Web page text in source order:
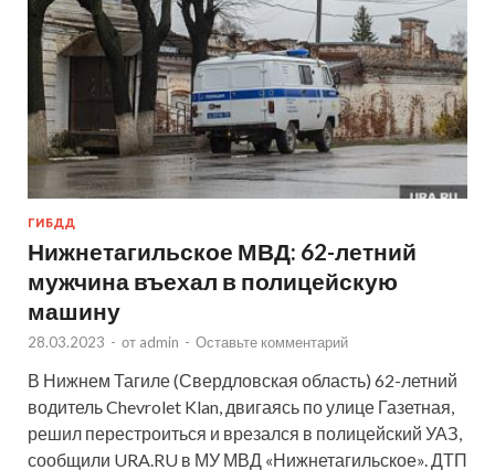
ГИБДД
Нижнетагильское МВД: 62-летний
мужчина въехал в полицейскую
машину
28.03.2023 - от admin - Оставьте комментарий
В Нижнем Тагиле (Свердловская область) 62-летний
водитель Chevrolet Klan, двигаясь по улице Газетная,
решил перестроиться и врезался в полицейский УАЗ,
сообщили URA.RU в МУ МВД «Нижнетагильское». ДТП